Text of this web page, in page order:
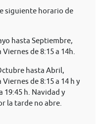
siguiente horario de
hasta Septiembre,
de 8:15 a 14h.
hasta Abril,
de 8:15 a 14 h y
19:45 h. Navidad y
la tarde no abre.